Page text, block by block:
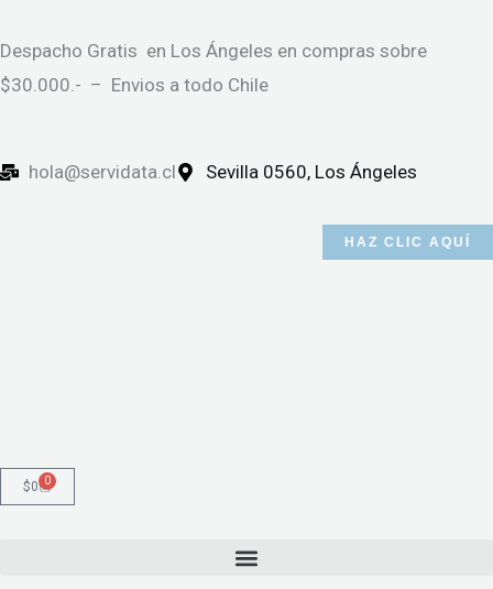
al
contenido
Despacho Gratis en Los Ángeles en compras sobre
$30.000.- – Envios a todo Chile
hola@servidata.cl Sevilla 0560, Los Ángeles
HAZ CLIC AQUÍ
$0 0
Cart